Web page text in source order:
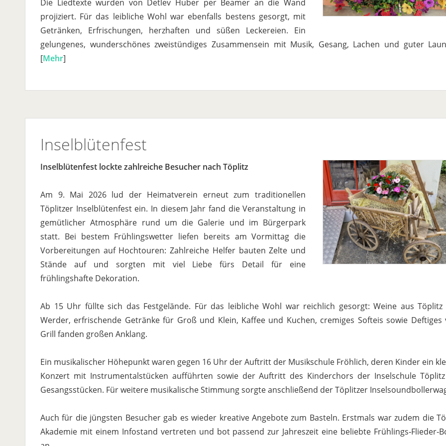
Die Liedtexte wurden von Detlev Huber per Beamer an die Wand
projiziert. Für das leibliche Wohl war ebenfalls bestens gesorgt, mit
Getränken, Erfrischungen, herzhaften und süßen Leckereien. Ein
gelungenes, wunderschönes zweistündiges Zusammensein mit Musik, Gesang, Lachen und guter
[Mehr]
Inselblütenfest
Inselblütenfest lockte zahlreiche Besucher nach Töplitz
Am 9. Mai 2026 lud der Heimatverein erneut zum traditionellen
Töplitzer Inselblütenfest ein. In diesem Jahr fand die Veranstaltung in
gemütlicher Atmosphäre rund um die Galerie und im Bürgerpark
statt. Bei bestem Frühlingswetter liefen bereits am Vormittag die
Vorbereitungen auf Hochtouren: Zahlreiche Helfer bauten Zelte und
Stände auf und sorgten mit viel Liebe fürs Detail für eine
frühlingshafte Dekoration.
Ab 15 Uhr füllte sich das Festgelände. Für das leibliche Wohl war reichlich gesorgt: Weine aus
Werder, erfrischende Getränke für Groß und Klein, Kaffee und Kuchen, cremiges Softeis sowie Deftiges
Grill fanden großen Anklang.
Ein musikalischer Höhepunkt waren gegen 16 Uhr der Auftritt der Musikschule Fröhlich, deren Kinder ein
Konzert mit Instrumentalstücken aufführten sowie der Auftritt des Kinderchors der Inselschule
Gesangsstücken. Für weitere musikalische Stimmung sorgte anschließend der Töplitzer
Auch für die jüngsten Besucher gab es wieder kreative Angebote zum Basteln. Erstmals war zudem die
Akademie mit einem Infostand vertreten und bot passend zur Jahreszeit eine beliebte